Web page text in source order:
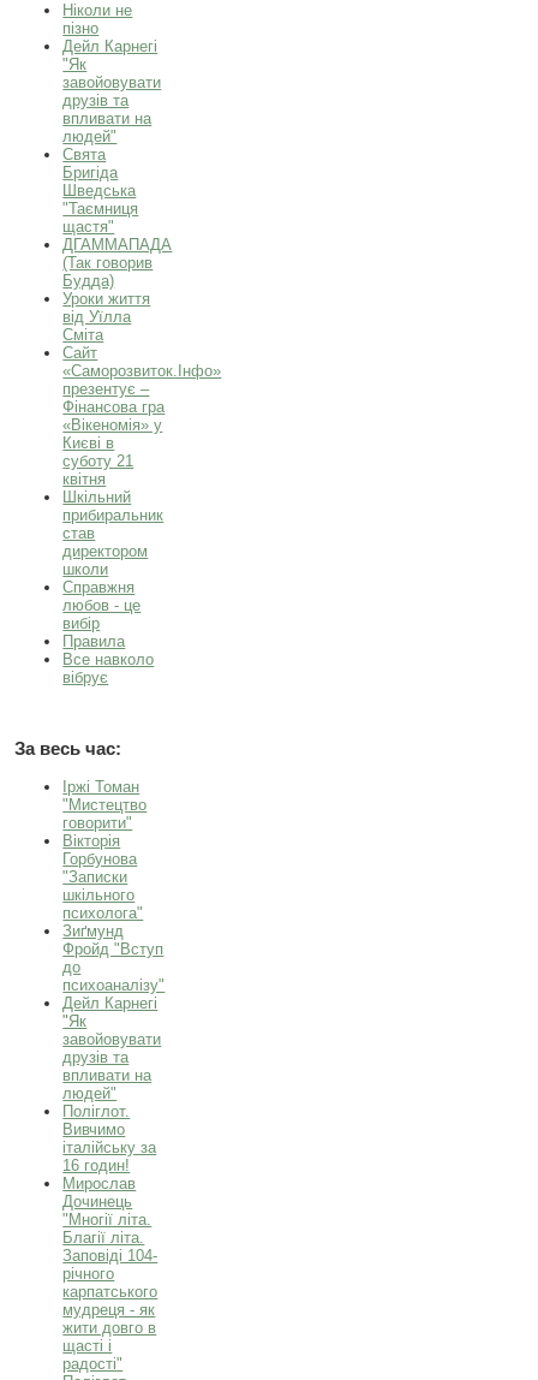
Ніколи не
пізно
Дейл Карнегі
"Як
завойовувати
друзів та
впливати на
людей"
Свята
Бригіда
Шведська
"Таємниця
щастя"
ДГАММАПАДА
(Так говорив
Будда)
Уроки життя
від Уїлла
Сміта
Сайт
«Саморозвиток.Інфо»
презентує –
Фінансова гра
«Вікеномія» у
Києві в
суботу 21
квітня
Шкільний
прибиральник
став
директором
школи
Справжня
любов - це
вибір
Правила
Все навколо
вібрує
За весь час:
Іржі Томан
"Мистецтво
говорити"
Вікторія
Горбунова
"Записки
шкільного
психолога"
Зиґмунд
Фройд "Вступ
до
психоаналізу"
Дейл Карнегі
"Як
завойовувати
друзів та
впливати на
людей"
Поліглот.
Вивчимо
італійську за
16 годин!
Мирослав
Дочинець
"Многії літа.
Благії літа.
Заповіді 104-
річного
карпатського
мудреця - як
жити довго в
щасті і
радості"